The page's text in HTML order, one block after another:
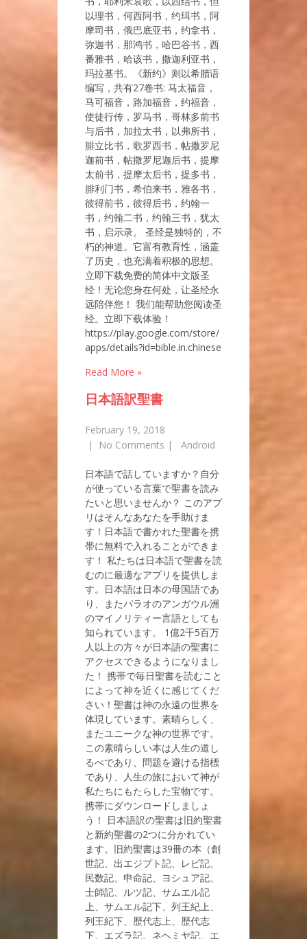
以理书，何西阿书，约珥书，阿
摩司书，俄巴底亚书，约拿书，
弥迦书，那鸿书，哈巴谷书，西
番雅书，哈该书，撒迦利亚书，
玛拉基书。《新约》则以希腊语
编写，共有27卷书: 马太福音，
马可福音，路加福音，约福音，
使徒行传，罗马书，哥林多前书
与后书，加拉太书，以弗所书，
腓立比书，歌罗西书，帖撒罗尼
迦前书，帖撒罗尼迦后书，提摩
太前书，提摩太后书，提多书，
腓利门书，希伯来书，雅各书，
彼得前书，彼得后书，约翰一
书，约翰二书，约翰三书，犹太
书，启示录。 圣经是独特的，不
朽的神道。它富有教育性，涵盖
了历史，也充满着积极的思想。
立即下载免费的简体中文版圣
经！无论您身在何处，让圣经永
远陪伴您！ 我们能帮助您阅读圣
经。立即下载体验！
https://play.google.com/store/
apps/details?id=bible.in.chinese
Read More »
日本語訳聖書
February 19, 2018
|
No Comments | Android
日本語で話していますか？自分
が使っている言葉で聖書を読み
たいと思いませんか？ このアプ
リはそんなあなたを手助けま
す！日本語で書かれた聖書を携
帯に無料で入れることができま
す！ 私たちは日本語で聖書を読
むのに最適なアプリを提供しま
す。日本語は日本の母国語であ
り、またパラオのアンガウル洲
のマイノリティー言語としても
知られています。 1億2千5百万
人以上の方々が日本語の聖書に
アクセスできるようになりまし
た！ 携帯で毎日聖書を読むこと
によって神を近くに感じてくだ
さい！聖書は神の永遠の世界を
体現しています。素晴らしく、
またユニークな神の世界です。
この素晴らしい本は人生の道し
るべであり、問題を避ける指標
であり、人生の旅において神が
私たちにもたらした宝物です。
携帯にダウンロードしましょ
う！ 日本語訳の聖書は旧約聖書
と新約聖書の2つに分かれてい
ます。旧約聖書は39冊の本（創
世記、出エジプト記、レビ記、
民数記、申命記、ヨシュア記、
士師記、ルツ記、サムエル記
上、サムエル記下、列王紀上、
列王紀下、歴代志上、歴代志
下、エズラ記、ネヘミヤ記、エ